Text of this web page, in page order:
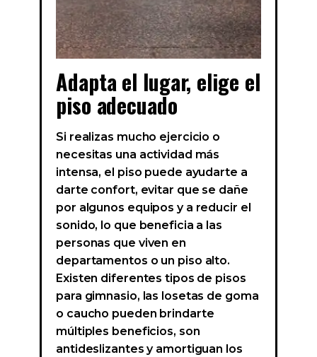
Adapta el lugar, elige el
piso adecuado
Si realizas mucho ejercicio o
necesitas una actividad más
intensa, el piso puede ayudarte a
darte confort, evitar que se dañe
por algunos equipos y a reducir el
sonido, lo que beneficia a las
personas que viven en
departamentos o un piso alto.
Existen diferentes tipos de pisos
para gimnasio, las losetas de goma
o caucho pueden brindarte
múltiples beneficios, son
antideslizantes y amortiguan los